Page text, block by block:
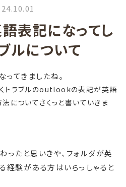
表記になってし
ルについて
ってきましたね。
トラブルのoutlookの表記が英語
についてさくっと書いていきま
たと思いきや、フォルダが英
経験がある方はいらっしゃると